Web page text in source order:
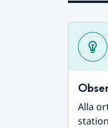
Alla